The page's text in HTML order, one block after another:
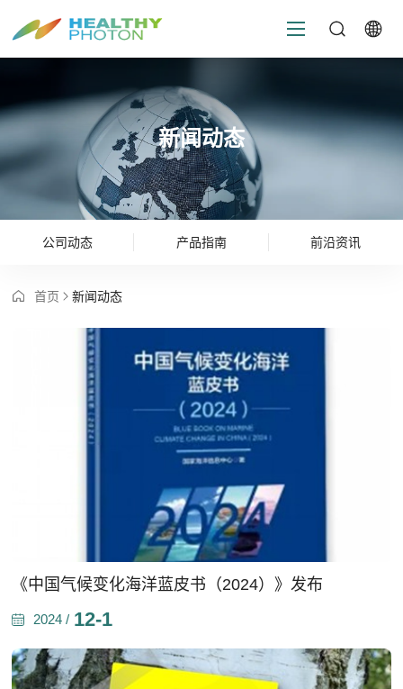
新闻动态
公司动态 产品指南 前沿资讯
首页 新闻动态
《中国气候变化海洋蓝皮书（2024）》发布
2024 / 12-1